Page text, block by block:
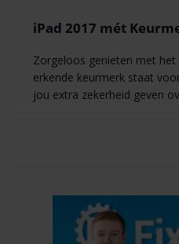
iPad 2017 mét
Zorgeloos genieten met
erkende keurmerk staat
jou extra zekerheid geven